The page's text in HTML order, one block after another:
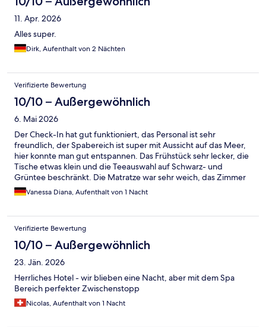
11. Apr. 2026
Alles super.
Dirk, Aufenthalt von 2 Nächten
Verifizierte Bewertung
10/10 – Außergewöhnlich
6. Mai 2026
Der Check-In hat gut funktioniert, das Personal ist sehr
freundlich, der Spabereich ist super mit Aussicht auf das Meer,
hier konnte man gut entspannen. Das Frühstück sehr lecker, die
Tische etwas klein und die Teeauswahl auf Schwarz- und
Grüntee beschränkt. Die Matratze war sehr weich, das Zimmer
super mit Aussicht auf die Berge und um die Ecke auf den
Wasserfall.
Vanessa Diana, Aufenthalt von 1 Nacht
Verifizierte Bewertung
10/10 – Außergewöhnlich
23. Jän. 2026
Herrliches Hotel - wir blieben eine Nacht, aber mit dem Spa
Bereich perfekter Zwischenstopp
Nicolas, Aufenthalt von 1 Nacht